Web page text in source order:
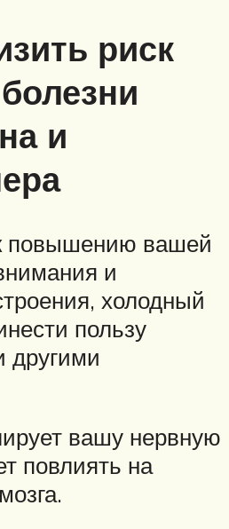
риск
и
повышению вашей
и
холодный
пользу
другими
вашу нервную
повлиять на